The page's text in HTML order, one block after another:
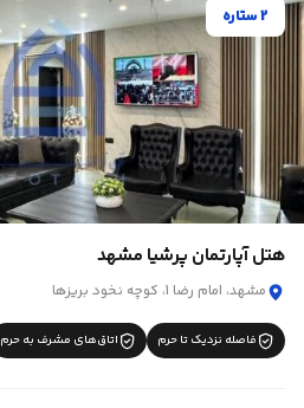
2 ستاره
هتل آپارتمان پرشیا مشهد
مشهد، امام رضا 1، کوچه نخود بریزها
فاصله نزدیک تا حرم اتاق‌های مشرف به حرم